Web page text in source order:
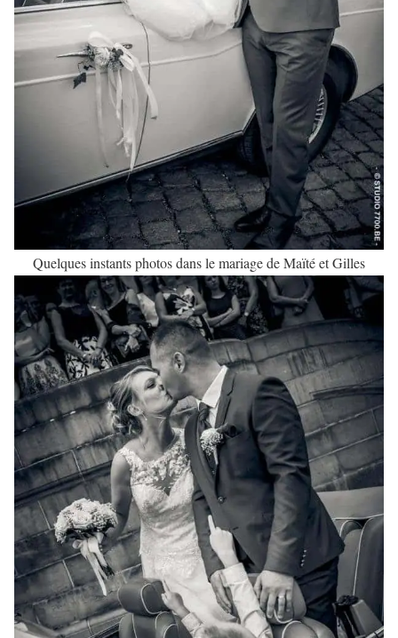
Quelques instants photos dans le mariage de Maïté et Gilles